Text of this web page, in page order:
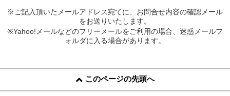
※ご記入頂いたメールアドレス宛てに、お問合せ内容の確認メール
をお送りいたします。
※Yahoo!メールなどのフリーメールをご利用の場合、迷惑メールフ
ォルダに入る場合があります。
このページの先頭へ